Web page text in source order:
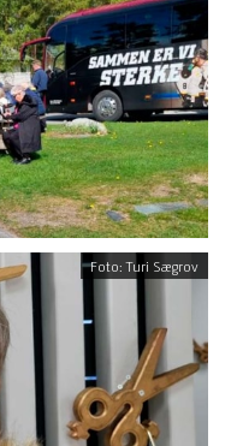
Foto: Turi Sægrov